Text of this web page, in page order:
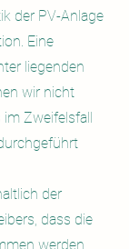
der PV-Anlage
Eine
liegenden
wir nicht
Zweifelsfall
der
dass die
werden